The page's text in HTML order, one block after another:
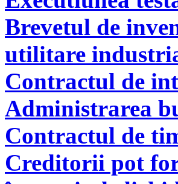
Brevetul de
utilitare
Contractul de
Administrarea
Contractul de
Creditorii pot